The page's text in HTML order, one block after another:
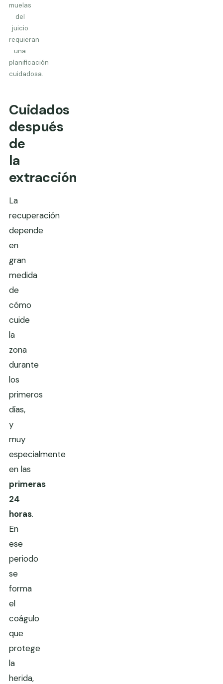
muelas
del
juicio
requieran
una
planificación
cuidadosa.
Cuidados
después
de
la
extracción
La
recuperación
depende
en
gran
medida
de
cómo
cuide
la
zona
durante
los
primeros
días,
y
muy
especialmente
en las
primeras
24
horas.
En
ese
periodo
se
forma
el
coágulo
que
protege
la
herida,